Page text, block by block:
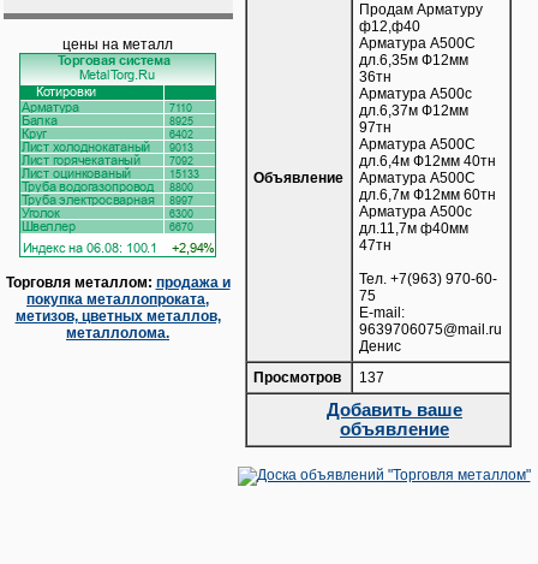
цены на металл
Торговля металлом: продажа и
покупка металлопроката,
метизов, цветных металлов,
металлолома.
Объявление
Продам Арматуру
ф12,ф40
Арматура А500С
дл.6,35м Ф12мм
36тн
Арматура А500с
дл.6,37м Ф12мм
97тн
Арматура А500С
дл.6,4м Ф12мм 40тн
Арматура А500С
дл.6,7м Ф12мм 60тн
Арматура А500с
дл.11,7м ф40мм
47тн
Тел. +7(963) 970-60-
75
Е-mail:
9639706075@mail.ru
Денис
Просмотров
137
Добавить ваше
объявление